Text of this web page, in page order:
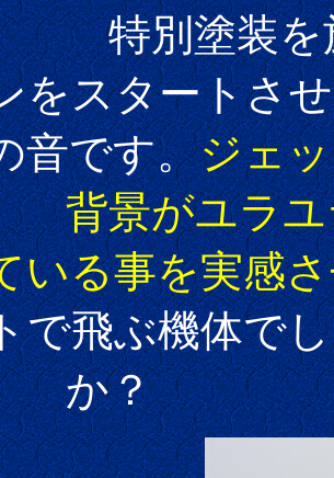
装を施され
をスタートさ
音です。ジェ
ユラユラし
いる事を実感
で飛ぶ機体で